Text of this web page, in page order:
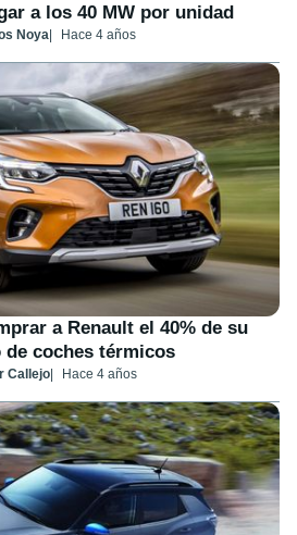
a los 40 MW por unidad
Noya Hace 4 años
a Renault el 40% de su
de coches térmicos
Callejo Hace 4 años